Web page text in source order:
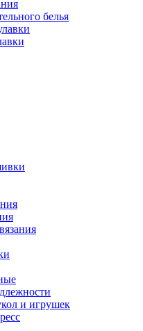
белья
и игрушек